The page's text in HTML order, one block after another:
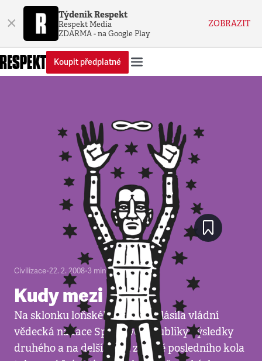
× Týdeník Respekt
Respekt Media
ZDARMA - na Google Play
ZOBRAZIT
Koupit předplatné
Civilizace•22. 2. 2008•3 minuty
Kudy mezi elitu
Na sklonku loňského roku vyhlásila vládní
vědecká nadace Spolkové republiky výsledky
druhého a na delší dobu zřejmě posledního kola